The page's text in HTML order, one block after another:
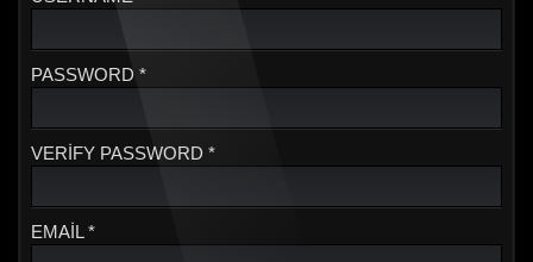
PASSWORD *
VERIFY PASSWORD *
EMAIL *